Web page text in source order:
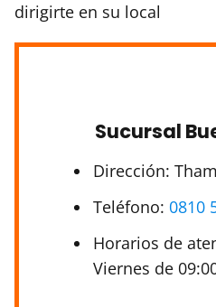
dirigirte en su local
Sucursal
Dirección:
Teléfono: 0810
Horarios de
Viernes de